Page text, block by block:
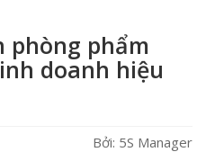
phòng phẩm
doanh hiệu
Bởi: 5S Manager